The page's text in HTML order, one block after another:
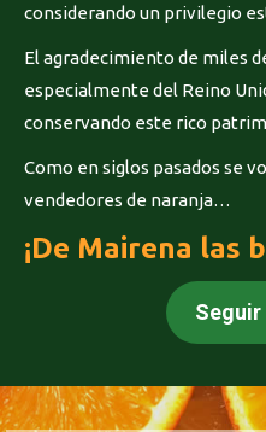
considerando un privilegio
El agradecimiento de miles
especialmente del Reino
conservando este rico
Como en siglos pasados se
vendedores de naranja…
¡De Mairena las
Seguir